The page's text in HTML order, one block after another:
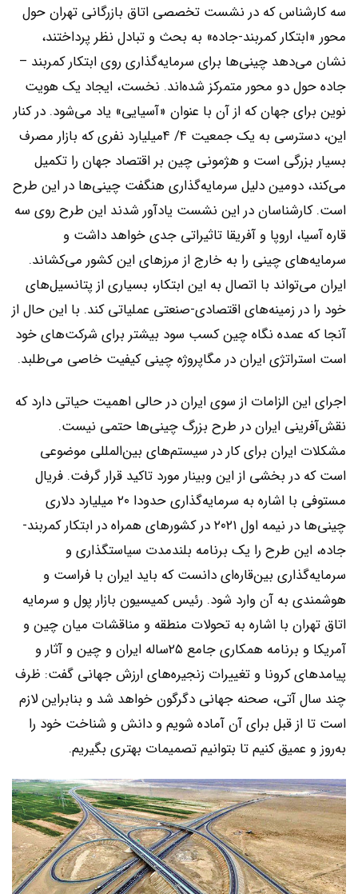
سه کارشناس که در نشست تخصصی اتاق بازرگانی تهران حول
محور «ابتکار کمربند-جاده» به بحث و تبادل نظر پرداختند،
نشان می‌دهد چینی‌‌‌ها برای سرمایه‌گذاری روی ابتکار کمربند –
جاده حول دو محور متمرکز شده‌‌‌اند. نخست، ایجاد یک هویت
نوین برای جهان که از آن با عنوان «آسیایی» یاد می‌شود. در کنار
این، دسترسی به یک جمعیت ۴/ ۴میلیارد نفری که بازار مصرف
بسیار بزرگی است و هژمونی چین بر اقتصاد جهان را تکمیل
می‌کند، دومین دلیل سرمایه‌گذاری هنگفت چینی‌‌‌ها در این طرح
است. کارشناسان در این نشست یادآور شدند این طرح روی سه
قاره آسیا، اروپا و آفریقا تاثیراتی جدی خواهد داشت و
سرمایه‌‌‌های چینی را به خارج از مرزهای این کشور می‌‌‌کشاند.
ایران می‌تواند با اتصال به این ابتکار، بسیاری از پتانسیل‌‌‌های
خود را در زمینه‌‌‌های اقتصادی-صنعتی عملیاتی کند. با این حال از
آنجا که عمده نگاه چین کسب سود بیشتر برای شرکت‌های خود
است استراتژی ایران در مگاپروژه چینی کیفیت خاصی می‌‌‌طلبد.
اجرای این الزامات از سوی ایران در حالی اهمیت حیاتی دارد که
نقش‌‌‌آفرینی ایران در طرح بزرگ چینی‌‌‌ها حتمی نیست.
مشکلات ایران برای کار در سیستم‌‌‌های بین‌المللی موضوعی
است که در بخشی از این وبینار مورد تاکید قرار گرفت. فریال
مستوفی با اشاره به سرمایه‌گذاری حدودا ۲۰ میلیارد دلاری
چینی‌‌‌ها در نیمه اول ۲۰۲۱ در کشورهای همراه در ابتکار کمربند-
جاده، این طرح را یک برنامه بلندمدت سیاستگذاری و
سرمایه‌گذاری بین‌‌‌قاره‌‌‌ای دانست که باید ایران با فراست و
هوشمندی به آن وارد شود. رئیس کمیسیون بازار پول و سرمایه
اتاق تهران با اشاره به تحولات منطقه و مناقشات میان چین و
آمریکا و برنامه همکاری جامع ۲۵ساله ایران و چین و آثار و
پیامدهای کرونا و تغییرات زنجیره‌‌‌های ارزش جهانی گفت: ظرف
چند سال آتی، صحنه جهانی دگرگون خواهد شد و بنابراین لازم
است تا از قبل برای آن آماده شویم و دانش و شناخت خود را
به‌‌‌روز و عمیق کنیم تا بتوانیم تصمیمات بهتری بگیریم.